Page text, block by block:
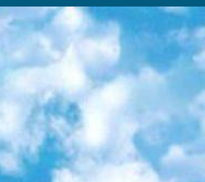
регулярно обрастает текстами статей из различных научных изданий. Сгруппированные по журналам и рубрикам публикации можно читать онлайн или скачивать целиком в PDF-формате. Проект нацелен на популяризацию науки за счёт открытого доступа к качественной информации. 6. «ПостНаука» На этом ресурсе публикуют подборки видеолекций, составленные экспертами из разных отраслей и объединённые общими темами. Среди них, к примеру, есть серии «Биоинформатика и геномика», «Культура средневековой Скандинавии» и Cinema Studies о теории кино. Каждая подборка лекций — логически связанная история, рассказанная экспертом от первого лица. Кроме того, на сайте появляются научно-образовательные статьи и тесты на разные темы. 7. «Newочём» Команда проекта «Newочём» отбирает самые интересные тексты из англоязычных СМИ и переводит те из них, за которые голосуют участники сообщества «ВКонтакте». По большей части это научно-популярные статьи. Редакторы придумывают лишь заголовки, в остальном содержание переводов соответствует оригиналам. Полные тексты можно читать прямо в социальной сети. 8. InternetUrok Онлайн-база материалов по основным дисциплинам школьной программы. Информация на сайте структурирована по классам, предметам и темам (урокам). Каждый урок состоит из видеолекций и конспектов. Есть также интерактивные тренажёры и тесты для закрепления пройденного материала. Даже если вы давно окончили школу, возможность повторить программу старших классов всегда может пригодиться. 9. Edutainme Ещё один ресурс об образовании. В отличие от Newtonew, как мне кажется, Edutainme больше ориентируется на представителей индустрии: педагогов, предпринимателей, разработчиков образовательных проектов. Но и любой, кто просто стремится к саморазвитию, найдёт на сайте много полезного и интересного для себя. Например, информацию о новых курсах и образовательных сервисах. 10. Newtonew Онлайн-медиа об образовании и обучении в широком смысле. Авторы Newtonew пишут об инструментах, заведениях, тактиках и стратегиях, которые помогают учить других и получать новые знания самостоятельно. На этой площадке вы найдёте новости, обзоры, аналитические мат